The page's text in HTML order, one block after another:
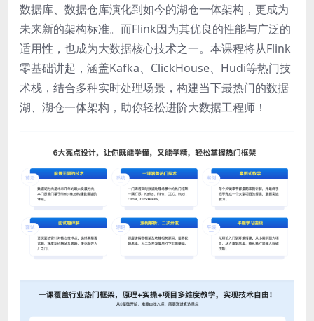
数据库、数据仓库演化到如今的湖仓一体架构，更成为
未来新的架构标准。而Flink因为其优良的性能与广泛的
适用性，也成为大数据核心技术之一。本课程将从Flink
零基础讲起，涵盖Kafka、ClickHouse、Hudi等热门技
术栈，结合多种实时处理场景，构建当下最热门的数据
湖、湖仓一体架构，助你轻松进阶大数据工程师！